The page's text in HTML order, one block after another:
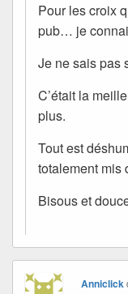
Pour les croix
pub… je
Je ne sais pas
C’était la
plus.
Tout est
totalement mis
Bisous et
Anniclick